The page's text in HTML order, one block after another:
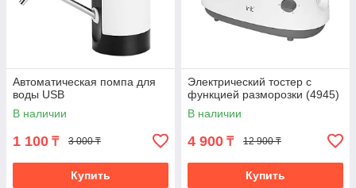
Автоматическая помпа для
воды USB
В наличии
1 100 ₸ 3 000 ₸
Купить
Электрический тостер с
функцией разморозки (4945)
В наличии
4 900 ₸ 12 900 ₸
Купить